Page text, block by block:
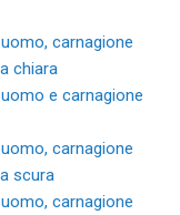
uomo, carnagione
chiara
uomo e carnagione
uomo, carnagione
scura
uomo, carnagione